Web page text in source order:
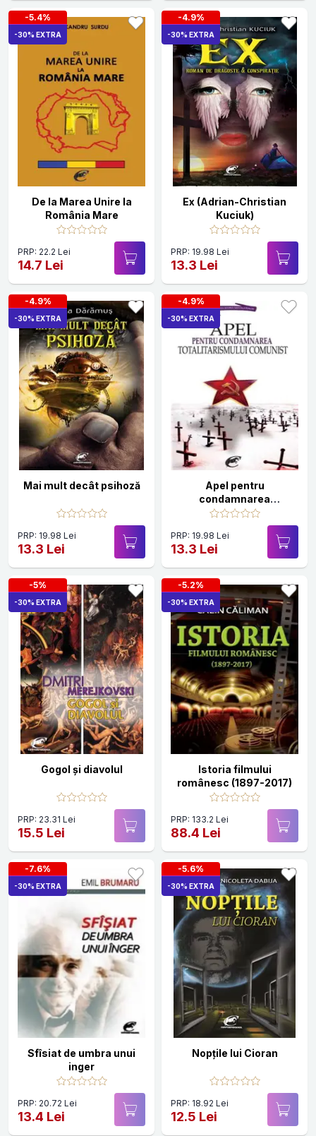
-5.4%
-30% EXTRA
De la Marea Unire la
România Mare
PRP: 22.2 Lei
14.7 Lei
-4.9%
-30% EXTRA
Ex (Adrian-Christian
Kuciuk)
PRP: 19.98 Lei
13.3 Lei
-4.9%
-30% EXTRA
Mai mult decât psihoză
PRP: 19.98 Lei
13.3 Lei
-4.9%
-30% EXTRA
Apel pentru
condamnarea
totalitarismului
PRP: 19.98 Lei
13.3 Lei
-5%
-30% EXTRA
Gogol şi diavolul
PRP: 23.31 Lei
15.5 Lei
-5.2%
-30% EXTRA
Istoria filmului
românesc (1897-2017)
PRP: 133.2 Lei
88.4 Lei
-7.6%
-30% EXTRA
Sfîsiat de umbra unui
inger
PRP: 20.72 Lei
13.4 Lei
-5.6%
-30% EXTRA
Nopţile lui Cioran
PRP: 18.92 Lei
12.5 Lei